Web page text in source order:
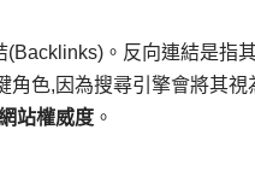
(Backlinks)。反向連結是指
角色,因為搜尋引擎會將其視
站權威度 。